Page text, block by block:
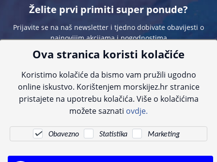
Želite prvi primiti super ponude?
Prijavite se na naš newsletter i tjedno dobivate obavijesti o
najnovijim akcijama i pogodnostima
Sve navedene cijene sadrže PDV. Pokušavamo osigurati što preciznije
informacije, ali zbog tehnoloških ograničenja ne možemo garantirati potpunu
kontaktirajte nas putem telefona:+385 23 231 761ili e-maila:info@morskijez.hr
Ova stranica koristi kolačiće
Koristimo kolačiće da bismo vam pružili ugodno
online iskustvo. Korištenjem morskijez.hr stranice
pristajete na upotrebu kolačića. Više o kolačićima
možete saznati ovdje.
Obavezno Statistika Marketing